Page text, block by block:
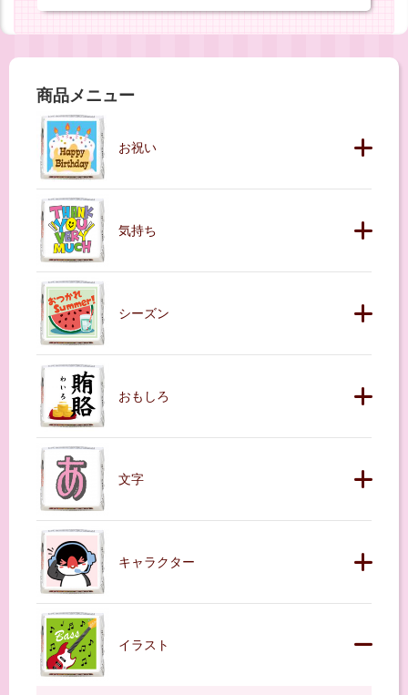
商品メニュー
お祝い
気持ち
シーズン
おもしろ
文字
キャラクター
イラスト